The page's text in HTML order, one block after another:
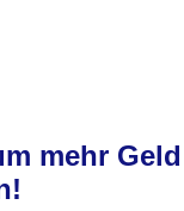
mehr